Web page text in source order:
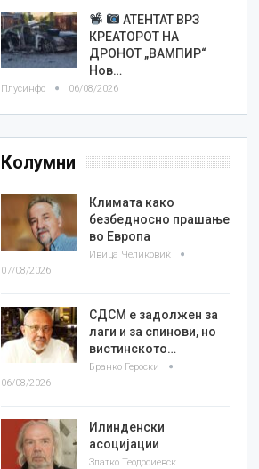
АТЕНТАТ ВРЗ
КРЕАТОРОТ НА
ДРОНОТ „ВАМПИР“
Нов…
Плусинфо 06/08/2026
Колумни
Климата како
безбедносно прашање
во Европа
Ивица Челиковиќ
07/08/2026
СДСМ е задолжен за
лаги и за спинови, но
вистинското…
Бранко Героски
06/08/2026
Илинденски
асоцијации
Златко Теодосиевски